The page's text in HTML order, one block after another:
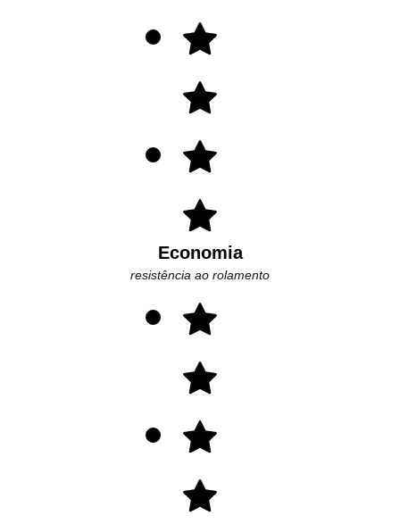
Economia
resistência ao rolamento